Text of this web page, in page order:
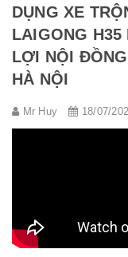
DỤNG XE
LAIGONG H35
LỢI NỘI
HÀ NỘI
Mr Huy 18/07/